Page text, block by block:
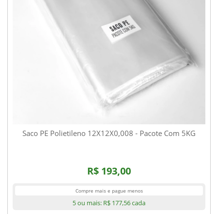
Saco PE Polietileno 12X12X0,008 - Pacote Com 5KG
R$ 193,00
Compre mais e pague menos
5 ou mais: R$ 177,56cada